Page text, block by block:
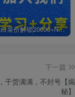
白菜价解锁20000+N个赚钱机会，加入知拾光会员，全站资源免费学习。
下一篇
干货满满，不封号【揭
秘】